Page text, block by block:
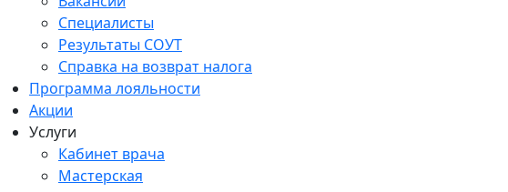
Специалисты
Результаты СОУТ
Справка на возврат налога
Программа лояльности
Акции
Услуги
Кабинет врача
Мастерская